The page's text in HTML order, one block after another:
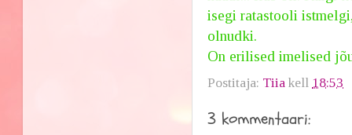
isegi ratastooli
olnudki.
On erilised imelised
Postitaja: Tiia kell 18:53
3 kommentaari: